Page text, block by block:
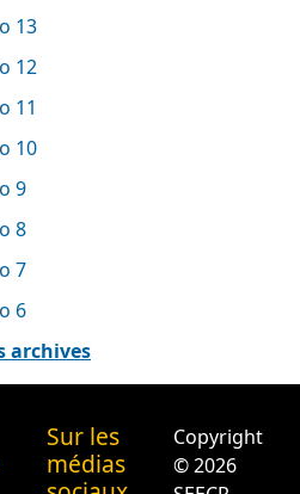
13
12
11
10
9
8
7
6
archives
Sur les
médias
Copyright
© 2026